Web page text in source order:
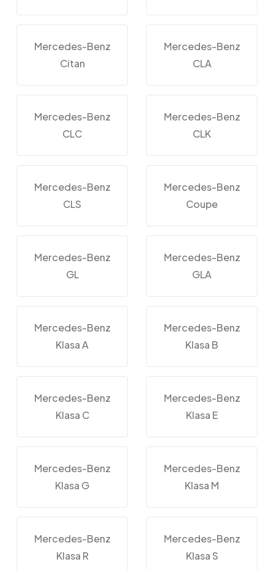
Mercedes-Benz
Citan
Mercedes-Benz
CLA
Mercedes-Benz
CLC
Mercedes-Benz
CLK
Mercedes-Benz
CLS
Mercedes-Benz
Coupe
Mercedes-Benz
GL
Mercedes-Benz
GLA
Mercedes-Benz
Klasa A
Mercedes-Benz
Klasa B
Mercedes-Benz
Klasa C
Mercedes-Benz
Klasa E
Mercedes-Benz
Klasa G
Mercedes-Benz
Klasa M
Mercedes-Benz
Klasa R
Mercedes-Benz
Klasa S